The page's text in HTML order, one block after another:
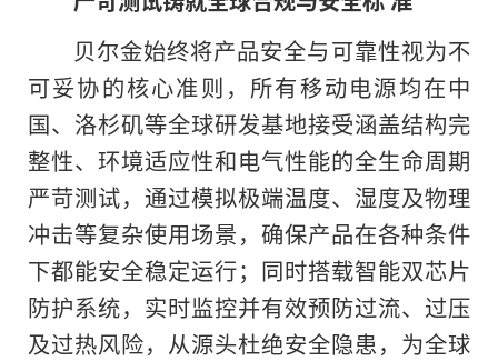
贝尔金始终将产品安全与可靠性视为不
可妥协的核心准则，所有移动电源均在中
国、洛杉矶等全球研发基地接受涵盖结构完
整性、环境适应性和电气性能的全生命周期
严苛测试，通过模拟极端温度、湿度及物理
冲击等复杂使用场景，确保产品在各种条件
下都能安全稳定运行；同时搭载智能双芯片
防护系统，实时监控并有效预防过流、过压
及过热风险，从源头杜绝安全隐患，为全球